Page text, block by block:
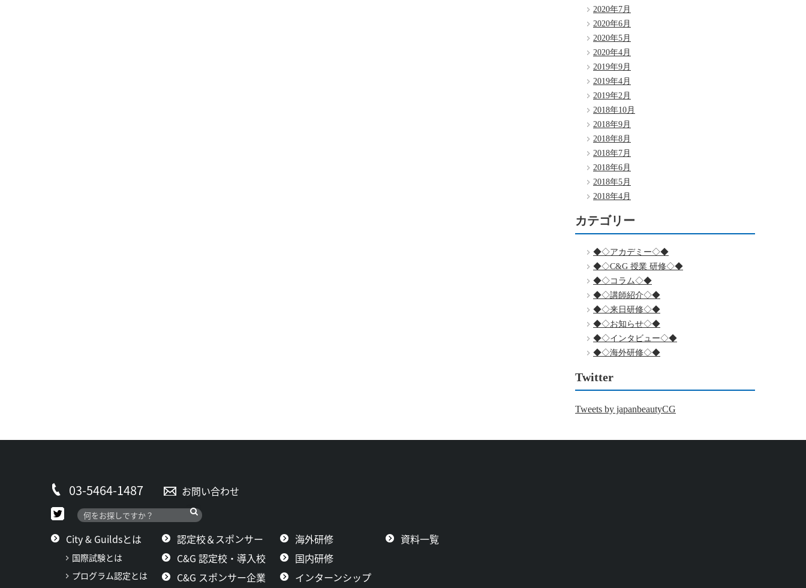
2020年7月
2020年6月
2020年5月
2020年4月
2019年9月
2019年4月
2019年2月
2018年10月
2018年9月
2018年8月
2018年7月
2018年6月
2018年5月
2018年4月
カテゴリー
◆◇アカデミー◇◆
◆◇C&G 授業 研修◇◆
◆◇コラム◇◆
◆◇講師紹介◇◆
◆◇来日研修◇◆
◆◇お知らせ◇◆
◆◇インタビュー◇◆
◆◇海外研修◇◆
Twitter
Tweets by japanbeautyCG
03-5464-1487 お問い合わせ
City & Guildsとは
国際試験とは
プログラム認定とは
認定校＆スポンサー
C&G 認定校・導入校
C&G スポンサー企業
海外研修
国内研修
インターンシップ
資料一覧